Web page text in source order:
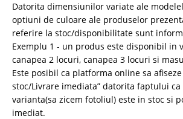
Datorita dimensiunilor variate ale
optiuni de culoare ale produselor
referire la stoc/disponibilitate sunt
Exemplu 1 - un produs este disponibil in
canapea 2 locuri, canapea 3 locuri si
Este posibil ca platforma online sa afiseze
stoc/Livrare imediata” datorita faptului
varianta(sa zicem fotoliul) este in stoc si
imediat.